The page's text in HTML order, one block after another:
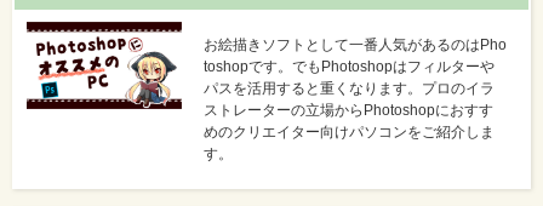
お絵描きソフトとして一番人気があるのはPho
toshopです。でもPhotoshopはフィルターや
パスを活用すると重くなります。プロのイラ
ストレーターの立場からPhotoshopにおすす
めのクリエイター向けパソコンをご紹介しま
す。